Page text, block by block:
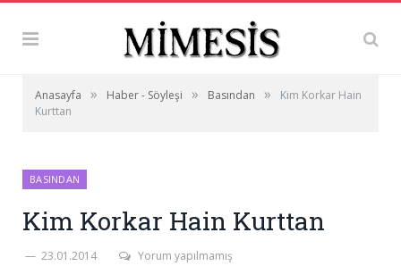
Anasayfa » Haber - Söyleşi » Basından »
Kim Korkar Hain
Kurttan
BASINDAN
Kim Korkar Hain Kurttan
23.01.2014 Yorum yapılmamış